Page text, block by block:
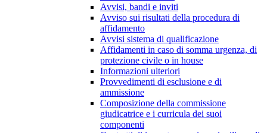
Avvisi, bandi e inviti
Avviso sui risultati della procedura di
affidamento
Avvisi sistema di qualificazione
Affidamenti in caso di somma urgenza, di
protezione civile o in house
Informazioni ulteriori
Provvedimenti di esclusione e di
ammissione
Composizione della commissione
giudicatrice e i curricula dei suoi
componenti